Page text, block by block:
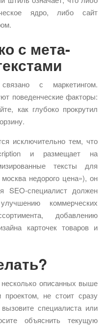
ядро, либо сайт
с мета-
с маркетингом.
поведенческие факторы:
как глубоко прокрутил
исключительно тем, что
и размещает на
тексты для
недорого цена»), он
SEO-специалист должен
коммерческих
добавлению
карточек товаров и
описанных выше
не стоит сразу
специалиста или
объяснить текущую